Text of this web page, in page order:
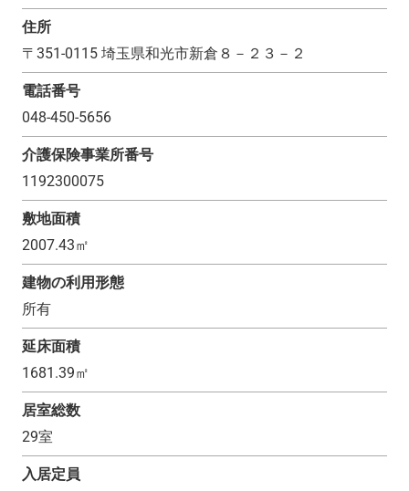
住所
〒 351-0115 埼玉県和光市新倉８－２３－２
電話番号
048-450-5656
介護保険事業所番号
1192300075
敷地面積
2007.43㎡
建物の利用形態
所有
延床面積
1681.39㎡
居室総数
29室
入居定員